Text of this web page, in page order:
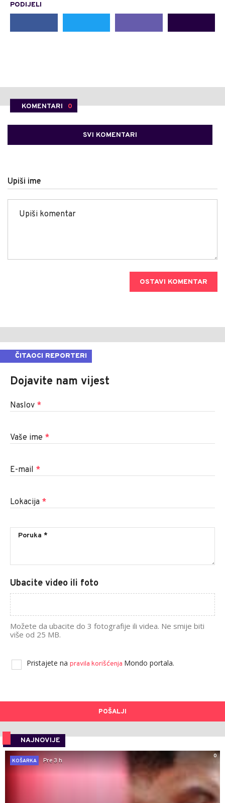
PODIJELI
KOMENTARI 0
SVI KOMENTARI
Upiši ime
OSTAVI KOMENTAR
ČITAOCI REPORTERI
Dojavite nam vijest
Naslov *
Vaše ime *
E-mail *
Lokacija *
Ubacite video ili foto
Možete da ubacite do 3 fotografije ili videa. Ne smije biti
više od 25 MB.
Pristajete na pravila korišćenja Mondo portala.
POŠALJI
NAJNOVIJE
0
KOŠARKA
Pre 3 h